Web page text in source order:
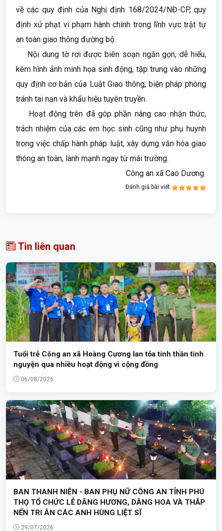
về các quy định của Nghị định 168/2024/NĐ-CP, quy
định xử phạt vi phạm hành chính trong lĩnh vực trật tự
an toàn giao thông đường bộ.
Nội dung tờ rơi được biên soạn ngắn gọn, dễ hiểu,
kèm hình ảnh minh họa sinh động, tập trung vào những
quy định cơ bản của Luật Giao thông, biện pháp phòng
tránh tai nạn và khẩu hiệu tuyên truyền.
Hoạt động trên đã góp phần nâng cao nhận thức,
trách nhiệm của các em học sinh cũng như phụ huynh
trong việc chấp hành pháp luật, xây dựng văn hóa giao
thông an toàn, lành mạnh ngay từ mái trường.
Công an xã Cao Dương
Đánh giá bài viết:
Tin liên quan
Tuổi trẻ Công an xã Hoàng Cương lan tỏa tinh thần tình
nguyện qua nhiều hoạt động vì cộng đồng
06/08/2026
BAN THANH NIÊN - BAN PHỤ NỮ CÔNG AN TỈNH PHÚ
THỌ TỔ CHỨC LỄ DÂNG HƯƠNG, DÂNG HOA VÀ THẮP
NẾN TRI ÂN CÁC ANH HÙNG LIỆT SĨ
29/07/2026